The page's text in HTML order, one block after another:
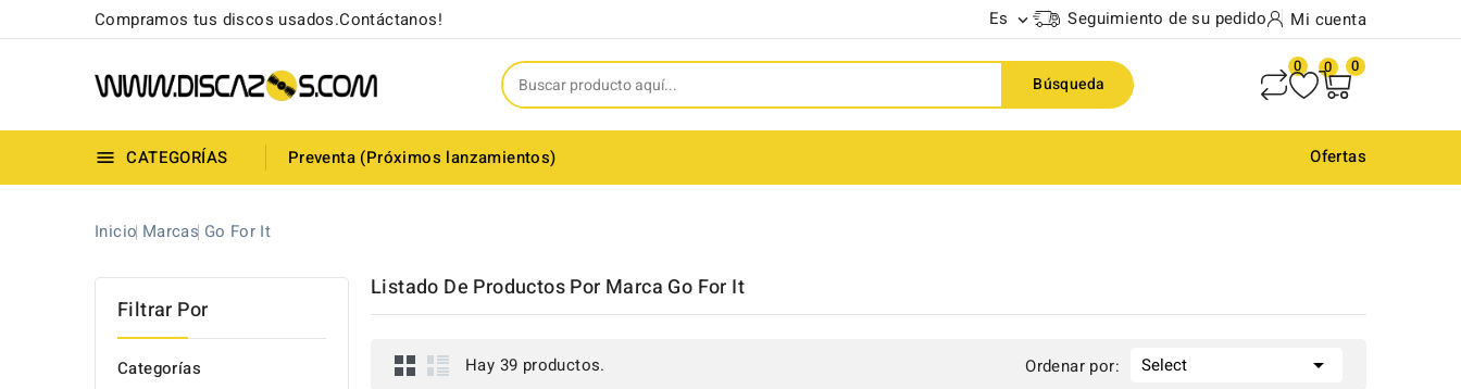
Compramos tus discos usados.Contáctanos! Es  Seguimiento de su pedido Mi cuenta
Búsqueda
0 0 0
 CATEGORÍAS Preventa (Próximos lanzamientos) Ofertas
Inicio Marcas Go For It
Filtrar Por
Categorías
Listado De Productos Por Marca Go For It
Hay 39 productos. Ordenar por: Select 